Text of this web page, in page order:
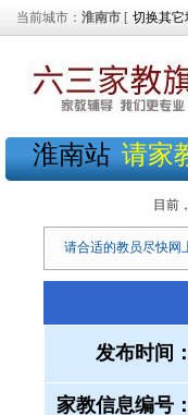
当前城市： 淮南市 [ 切换其它
淮南站 请家
目前
请合适的教员尽快网
发布时间：
家教信息编号：